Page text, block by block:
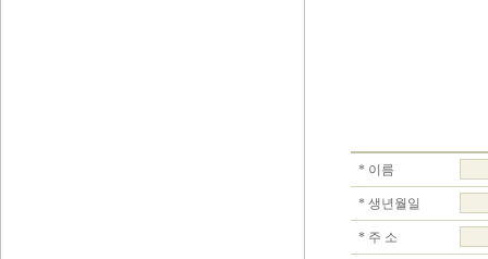
* 이름
* 생년월일
* 주 소